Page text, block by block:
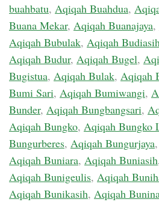
buahbatu, Aqiqah Buahdua,
Buana Mekar, Aqiqah Buanajaya,
Aqiqah Bubulak, Aqiqah
Aqiqah Budur, Aqiqah Bugel,
Bugistua, Aqiqah Bulak, Aqiqah
Bumi Sari, Aqiqah Bumiwangi,
Bunder, Aqiqah Bungbangsari,
Aqiqah Bungko, Aqiqah Bungko
Bungurberes, Aqiqah Bungurjaya,
Aqiqah Buniara, Aqiqah Buniasih
Aqiqah Bunigeulis, Aqiqah
Aqiqah Bunikasih, Aqiqah